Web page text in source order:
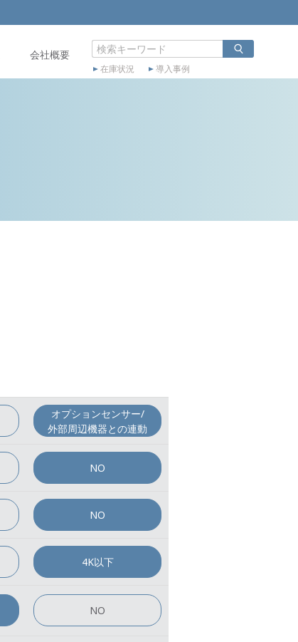
会社概要
在庫状況 導入事例
オプションセンサー/
外部周辺機器との連動
NO
NO
4K以下
NO